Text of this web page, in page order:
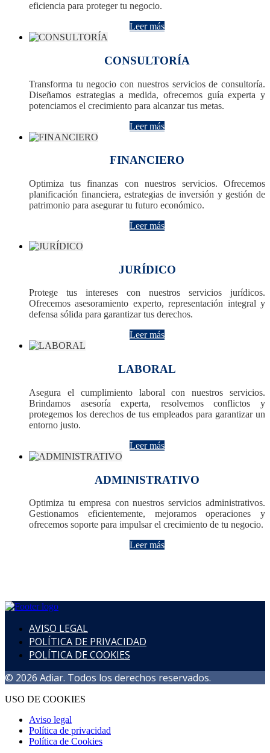
eficiencia para proteger tu negocio.
Leer más
CONSULTORÍA
Transforma tu negocio con nuestros servicios de consultoría.
Diseñamos estrategias a medida, ofrecemos guía experta y
potenciamos el crecimiento para alcanzar tus metas.
Leer más
FINANCIERO
Optimiza tus finanzas con nuestros servicios. Ofrecemos
planificación financiera, estrategias de inversión y gestión de
patrimonio para asegurar tu futuro económico.
Leer más
JURÍDICO
Protege tus intereses con nuestros servicios jurídicos.
Ofrecemos asesoramiento experto, representación integral y
defensa sólida para garantizar tus derechos.
Leer más
LABORAL
Asegura el cumplimiento laboral con nuestros servicios.
Brindamos asesoría experta, resolvemos conflictos y
protegemos los derechos de tus empleados para garantizar un
entorno justo.
Leer más
ADMINISTRATIVO
Optimiza tu empresa con nuestros servicios administrativos.
Gestionamos eficientemente, mejoramos operaciones y
ofrecemos soporte para impulsar el crecimiento de tu negocio.
Leer más
AVISO LEGAL
POLÍTICA DE PRIVACIDAD
POLÍTICA DE COOKIES
© 2026 Adiar. Todos los derechos reservados.
USO DE COOKIES
Aviso legal
Política de privacidad
Política de Cookies